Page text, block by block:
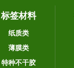
标签材料
纸质类
薄膜类
特种不干胶